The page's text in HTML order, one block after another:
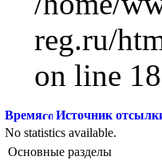
reg.ru/
on line
Время Источник
No statistics available.
Основные разделы